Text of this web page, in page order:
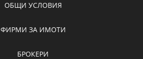
ОБЩИ УСЛОВИЯ
ФИРМИ ЗА ИМОТИ
БРОКЕРИ